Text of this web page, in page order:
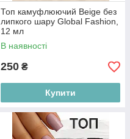
Топ камуфлюючий Beige без
липкого шару Global Fashion,
12 мл
В наявності
250 ₴
Купити